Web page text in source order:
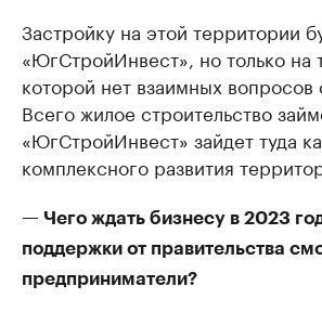
Застройку на этой территории
«ЮгСтройИнвест», но только на
которой нет взаимных вопросов
Всего жилое строительство
«ЮгСтройИнвест» зайдет туда
комплексного развития
— Чего ждать бизнесу в 2023
поддержки от правительства
предприниматели?